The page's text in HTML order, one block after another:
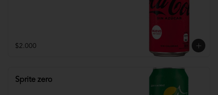
$2.000
Sprite zero